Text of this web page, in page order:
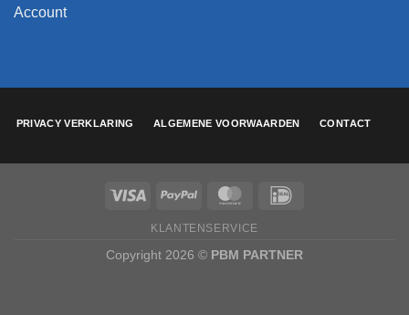
Account
PRIVACY VERKLARING ALGEMENE VOORWAARDEN CONTACT
KLANTENSERVICE
Copyright 2026 © PBM PARTNER